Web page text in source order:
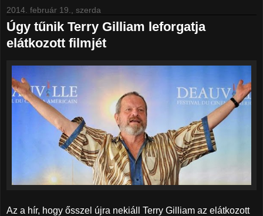
2014. február 19., szerda
Úgy tűnik Terry Gilliam leforgatja
elátkozott filmjét
Az a hír, hogy ősszel újra nekiáll Terry Gilliam az elátkozott